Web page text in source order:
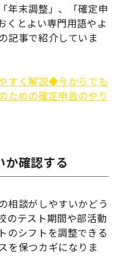
年末調整」、「確定申
くとよい専門用語やよ
記事で紹介していま
すく解説◆今からでも
ための確定申告のやり
か確認する
相談がしやすいかどう
のテスト期間や部活動
のシフトを調整できる
を保つカギになりま